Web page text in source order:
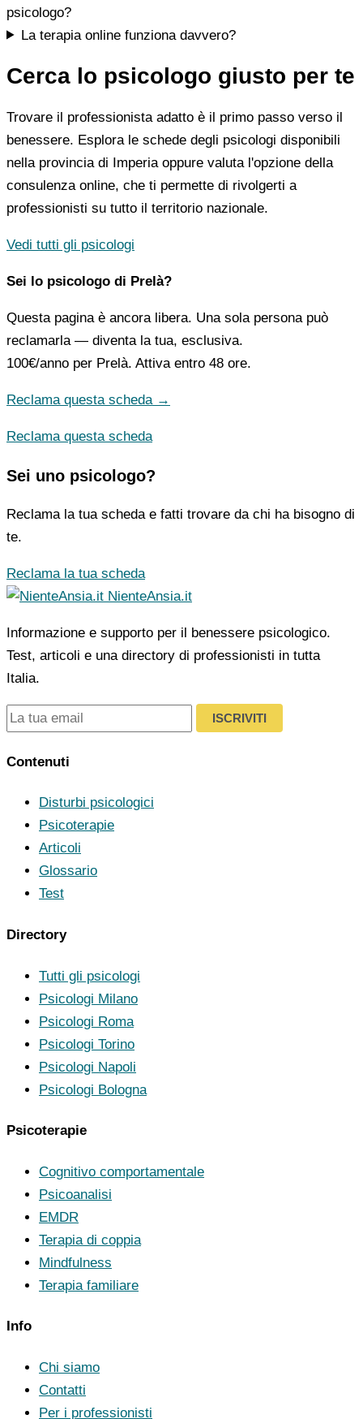
psicologo?
La terapia online funziona davvero?
Cerca lo psicologo giusto per te
Trovare il professionista adatto è il primo passo verso il
benessere. Esplora le schede degli psicologi disponibili
nella provincia di Imperia oppure valuta l'opzione della
consulenza online, che ti permette di rivolgerti a
professionisti su tutto il territorio nazionale.
Vedi tutti gli psicologi
Sei lo psicologo di Prelà?
Questa pagina è ancora libera. Una sola persona può
reclamarla — diventa la tua, esclusiva.
100€/anno per Prelà. Attiva entro 48 ore.
Reclama questa scheda →
Reclama questa scheda
Sei uno psicologo?
Reclama la tua scheda e fatti trovare da chi ha bisogno di
te.
Reclama la tua scheda
NienteAnsia.it
Informazione e supporto per il benessere psicologico.
Test, articoli e una directory di professionisti in tutta
Italia.
ISCRIVITI
Contenuti
Disturbi psicologici
Psicoterapie
Articoli
Glossario
Test
Directory
Tutti gli psicologi
Psicologi Milano
Psicologi Roma
Psicologi Torino
Psicologi Napoli
Psicologi Bologna
Psicoterapie
Cognitivo comportamentale
Psicoanalisi
EMDR
Terapia di coppia
Mindfulness
Terapia familiare
Info
Chi siamo
Contatti
Per i professionisti